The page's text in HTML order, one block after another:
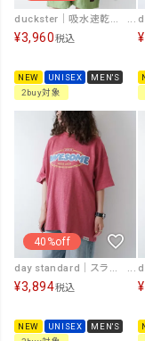
duckster｜吸水速乾 LOOSE FIT TEE（DUNK） [[950203]][D]
¥3,960税込
NEW UNISEX
MEN'S
2buy対象
¥
40%off
day standard｜スラブ天竺AWESOMEロゴTシャツ [[M6016211]][D]
¥3,894税込
NEW UNISEX
MEN'S
¥